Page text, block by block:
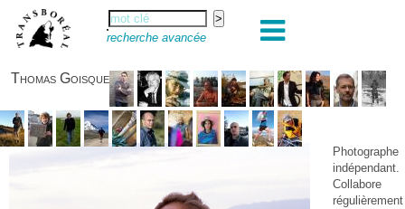
recherche avancée
Thomas Goisque
Photographe
indépendant.
Collabore
régulièrement